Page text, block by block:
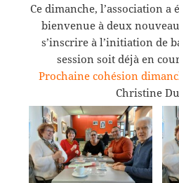
Ce dimanche, l’association a
bienvenue à deux
s’inscrire à l’initiation de
session soit déjà en
Prochaine cohésion
Christine